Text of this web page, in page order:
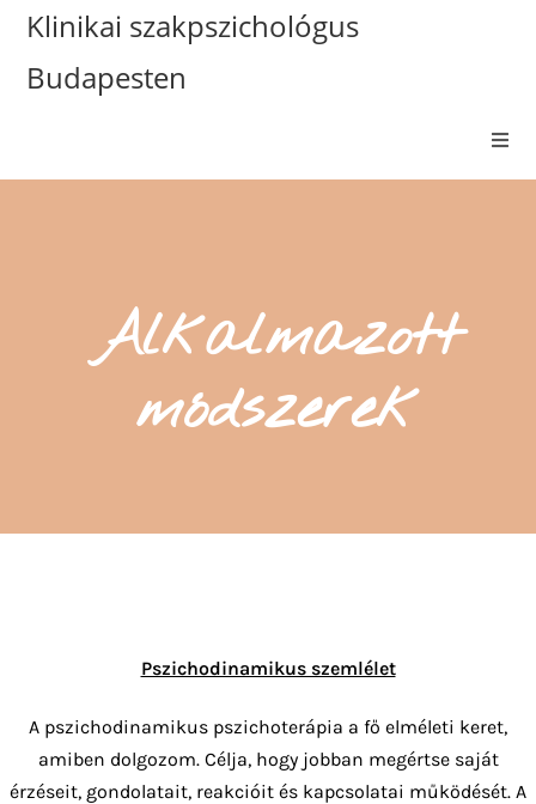
Klinikai szakpszichológus
Budapesten
Alkalmazott
módszerek
Pszichodinamikus szemlélet
A pszichodinamikus pszichoterápia a fő elméleti keret,
amiben dolgozom. Célja, hogy jobban megértse saját
érzéseit, gondolatait, reakcióit és kapcsolatai működését. A